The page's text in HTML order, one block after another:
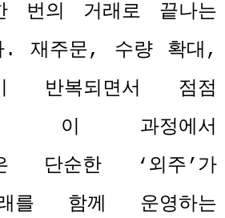
번의 거래로 끝나는
. 재주문, 수량 확대 ,
반복되면서 점점
이 과정에서
은 단순한 ‘ 외주’가
를 함께 운영하는